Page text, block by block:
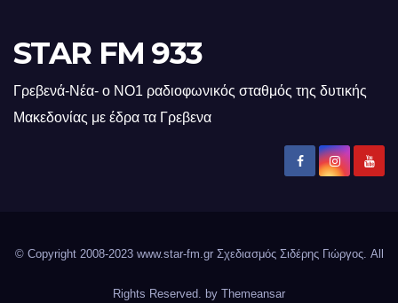
STAR FM 933
Γρεβενά-Νέα- ο ΝΟ1 ραδιοφωνικός σταθμός της δυτικής
Μακεδονίας με έδρα τα Γρεβενα
© Copyright 2008-2023 www.star-fm.gr Σχεδιασμός Σιδέρης Γιώργος. All
Rights Reserved. by Themeansar